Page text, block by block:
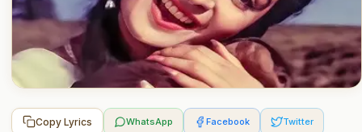
Copy Lyrics WhatsApp Facebook Twitter